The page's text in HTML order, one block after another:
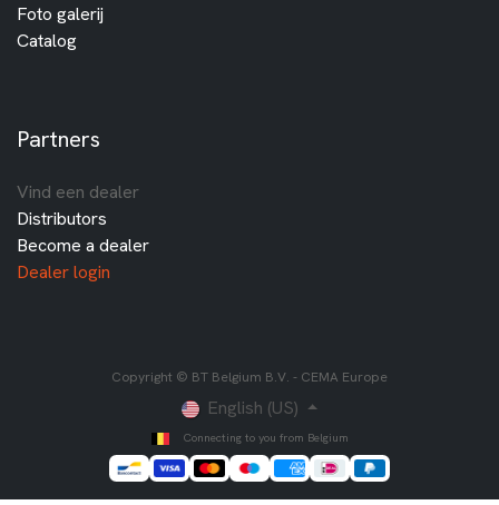
Foto galerij
Catalog
Partners
Vind een dealer
Distributors
Become a dealer
Dealer login
Copyright © BT Belgium B.V. - CEMA Europe
English (US)
Connecting to you from Belgium